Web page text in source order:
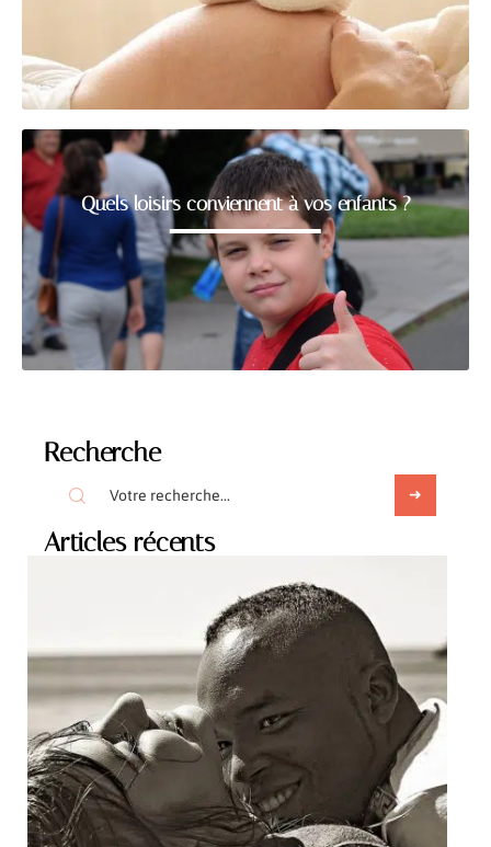
Quels loisirs conviennent à vos enfants ?
Recherche
Articles récents